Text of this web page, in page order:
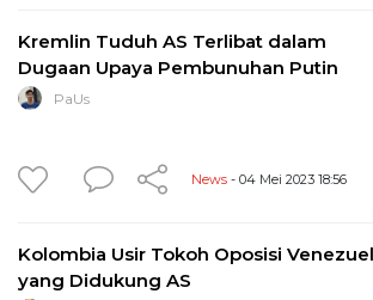
Kremlin Tuduh AS Terlibat dalam
Dugaan Upaya Pembunuhan Putin
PaUs
News - 04 Mei 2023 18:56
Kolombia Usir Tokoh Oposisi
yang Didukung AS